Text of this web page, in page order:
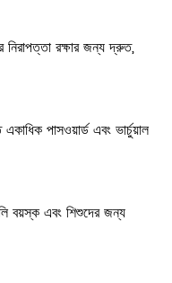
নিরাপত্তা রক্ষার জন্য দ্রুত,
পাসওয়ার্ড এবং ভার্চুয়াল
বয়স্ক এবং শিশুদের জন্য